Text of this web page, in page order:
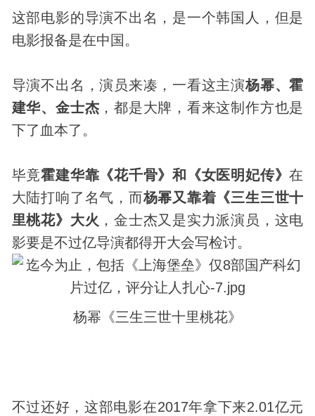
这部电影的导演不出名，是一个韩国人，但是
电影报备是在中国。
导演不出名，演员来凑，一看这主演杨幂、霍
建华、金士杰 ，都是大牌，看来这制作方也是
下了血本了。
毕竟霍建华靠《花千骨》和《女医明妃传》在
大陆打响了名气，而杨幂又靠着《三生三世十
里桃花》大火 ，金士杰又是实力派演员，这电
影要是不过亿导演都得开大会写检讨。
杨幂《三生三世十里桃花》
不过还好，这部电影在2017年拿下来2.01亿元